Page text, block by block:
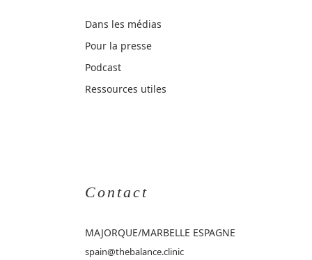
Dans les médias
Pour la presse
Podcast
Ressources utiles
Contact
MAJORQUE/MARBELLE ESPAGNE
spain@thebalance.clinic